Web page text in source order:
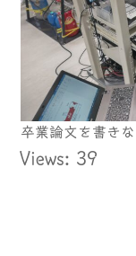
卒業論文を書き
Views: 39